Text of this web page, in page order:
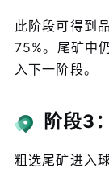
此阶段可得到
75%。尾矿中
入下一阶段。
阶段3
粗选尾矿进入